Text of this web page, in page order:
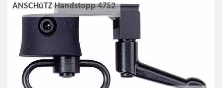
ANSCHüTZ Handstopp 4752